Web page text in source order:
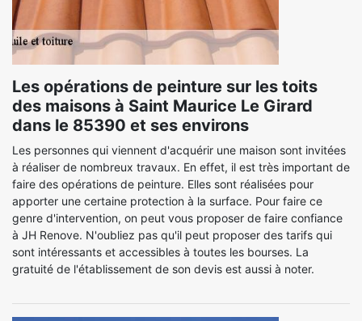
Les opérations de peinture sur les toits
des maisons à Saint Maurice Le Girard
dans le 85390 et ses environs
Les personnes qui viennent d'acquérir une maison sont invitées
à réaliser de nombreux travaux. En effet, il est très important de
faire des opérations de peinture. Elles sont réalisées pour
apporter une certaine protection à la surface. Pour faire ce
genre d'intervention, on peut vous proposer de faire confiance
à JH Renove. N'oubliez pas qu'il peut proposer des tarifs qui
sont intéressants et accessibles à toutes les bourses. La
gratuité de l'établissement de son devis est aussi à noter.